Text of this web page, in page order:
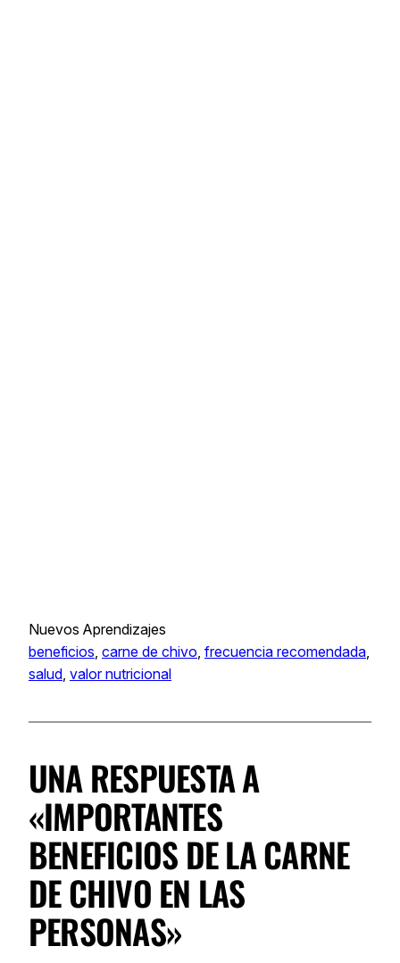
Nuevos Aprendizajes
beneficios carne de chivo frecuencia recomendada
salud valor nutricional
UNA RESPUESTA A
«IMPORTANTES
BENEFICIOS DE LA CARNE
DE CHIVO EN LAS
PERSONAS»